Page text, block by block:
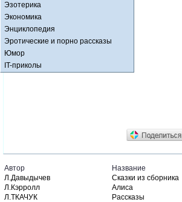
Эзотерика
Экономика
Энциклопедия
Эротические и порно рассказы
Юмор
IT-приколы
Автор
Название
Л.Давыдычев
Сказки из сборника
Л.Кэрролл
Алиса
Л.ТКАЧУК
Рассказы